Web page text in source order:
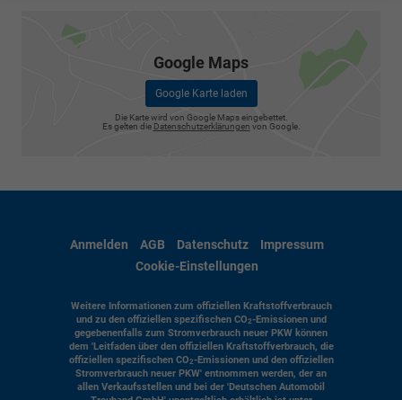
Google Maps
Google Karte laden
Die Karte wird von Google Maps eingebettet.
Es gelten die Datenschutzerklärungen von Google.
Anmelden AGB Datenschutz
Impressum
Cookie-Einstellungen
Weitere Informationen zum offiziellen Kraftstoffverbrauch
und zu den offiziellen spezifischen CO2-Emissionen und
gegebenenfalls zum Stromverbrauch neuer PKW können
dem 'Leitfaden über den offiziellen Kraftstoffverbrauch, die
offiziellen spezifischen CO2-Emissionen und den offiziellen
Stromverbrauch neuer PKW' entnommen werden, der an
allen Verkaufsstellen und bei der 'Deutschen Automobil